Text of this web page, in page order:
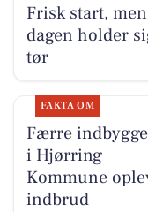
Frisk start, men
dagen holder
tør
FAKTA OM
Færre
i Hjørring
Kommune
indbrud